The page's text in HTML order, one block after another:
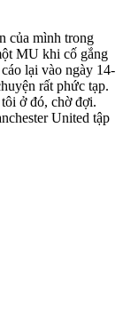
của mình trong
MU khi cố gắng
lại vào ngày 14-
rất phức tạp.
ở đó, chờ đợi.
United tập